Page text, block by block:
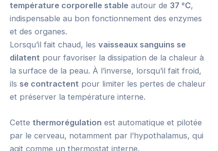
température corporelle stable autour de 37 °C,
indispensable au bon fonctionnement des enzymes
et des organes.
Lorsqu’il fait chaud, les vaisseaux sanguins se
dilatent pour favoriser la dissipation de la chaleur à
la surface de la peau. À l’inverse, lorsqu’il fait froid,
ils se contractent pour limiter les pertes de chaleur
et préserver la température interne.
Cette thermorégulation est automatique et pilotée
par le cerveau, notamment par l’hypothalamus, qui
agit comme un thermostat interne.